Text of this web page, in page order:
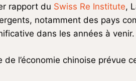
rapport du Swiss Re Institute,
notamment des pays
dans les années à venir.
de l’économie chinoise prévue